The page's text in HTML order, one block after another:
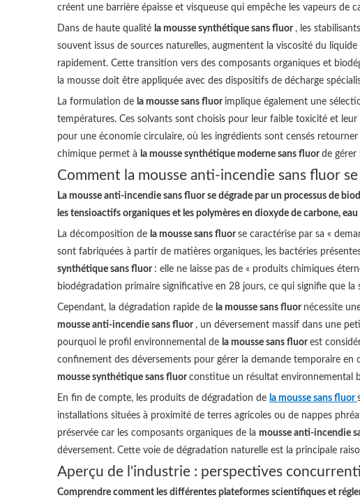
créent une barrière épaisse et visqueuse qui empêche les vapeurs de
Dans de haute qualité la mousse synthétique sans fluor , les
souvent issus de sources naturelles, augmentent la viscosité du
rapidement. Cette transition vers des composants organiques et
la mousse doit être appliquée avec des dispositifs de décharge
La formulation de la mousse sans fluor implique également une
températures. Ces solvants sont choisis pour leur faible toxicité et
pour une économie circulaire, où les ingrédients sont censés
chimique permet à la mousse synthétique moderne sans fluorde gérer
Comment la mousse anti-incendie sans fluor
La mousse anti-incendie sans fluor se dégrade par un processus de
les tensioactifs organiques et les polymères en dioxyde de carbone,
La décomposition de la mousse sans fluorse caractérise par sa «
sont fabriquées à partir de matières organiques, les bactéries
synthétique sans fluor : elle ne laisse pas de « produits chimiques
biodégradation primaire significative en 28 jours, ce qui signifie que
Cependant, la dégradation rapide de la mousse sans fluor nécessite
mousse anti-incendie sans fluor , un déversement massif dans une
pourquoi le profil environnemental de la mousse sans fluorest
confinement des déversements pour gérer la demande temporaire en
mousse synthétique sans fluorconstitue un résultat environnemental
En fin de compte, les produits de dégradation de la mousse sans fluor
installations situées à proximité de terres agricoles ou de nappes
préservée car les composants organiques de la mousse anti-incendie
déversement. Cette voie de dégradation naturelle est la principale
Aperçu de l'industrie : perspectives
Comprendre comment les différentes plateformes scientifiques et